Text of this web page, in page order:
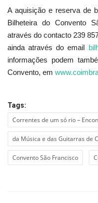
A aquisição e reserva de
Bilheteira do Convento
através do contacto 239
ainda através do email
informações podem
Convento, em
Tags:
Correntes de um só rio –
da Música e das Guitarras de
Convento São Francisco